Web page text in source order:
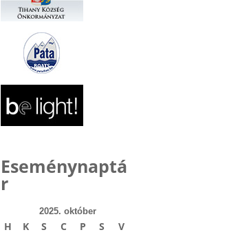
Eseménynaptá
r
2025. október
H K S C P S
V